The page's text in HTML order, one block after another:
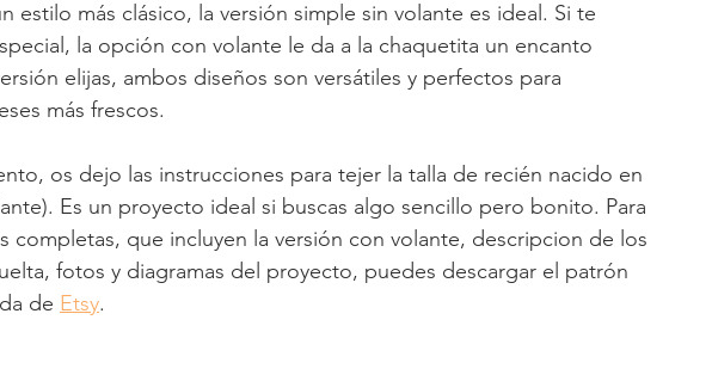
estilo más clásico, la versión simple sin volante es ideal. Si te
la opción con volante le da a la chaquetita un encanto
elijas, ambos diseños son versátiles y perfectos para
más frescos.
os dejo las instrucciones para tejer la talla de recién nacido en
Es un proyecto ideal si buscas algo sencillo pero bonito. Para
completas, que incluyen la versión con volante, descripcion de los
fotos y diagramas del proyecto, puedes descargar el patrón
de Etsy.